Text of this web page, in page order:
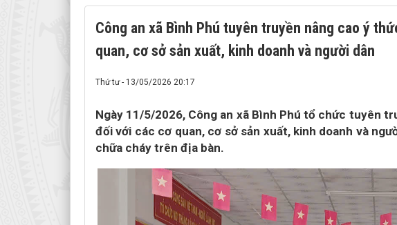
Công an xã Bình Phú tuyên truyền nâng cao ý
quan, cơ sở sản xuất, kinh doanh và người dân
Thứ tư - 13/05/2026 20:17
Ngày 11/5/2026, Công an xã Bình Phú tổ chức tuyên
đối với các cơ quan, cơ sở sản xuất, kinh doanh và
chữa cháy trên địa bàn.